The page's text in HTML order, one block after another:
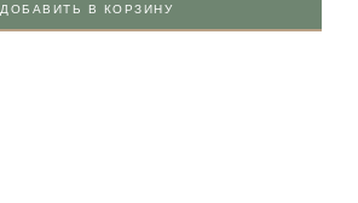
ДОБАВИТЬ В КОРЗИНУ